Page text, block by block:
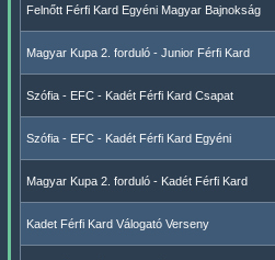
Felnőtt Férfi Kard Egyéni Magyar Bajnokság
Magyar Kupa 2. forduló - Junior Férfi Kard
Szófia - EFC - Kadét Férfi Kard Csapat
Szófia - EFC - Kadét Férfi Kard Egyéni
Magyar Kupa 2. forduló - Kadét Férfi Kard
Kadet Férfi Kard Válogató Verseny